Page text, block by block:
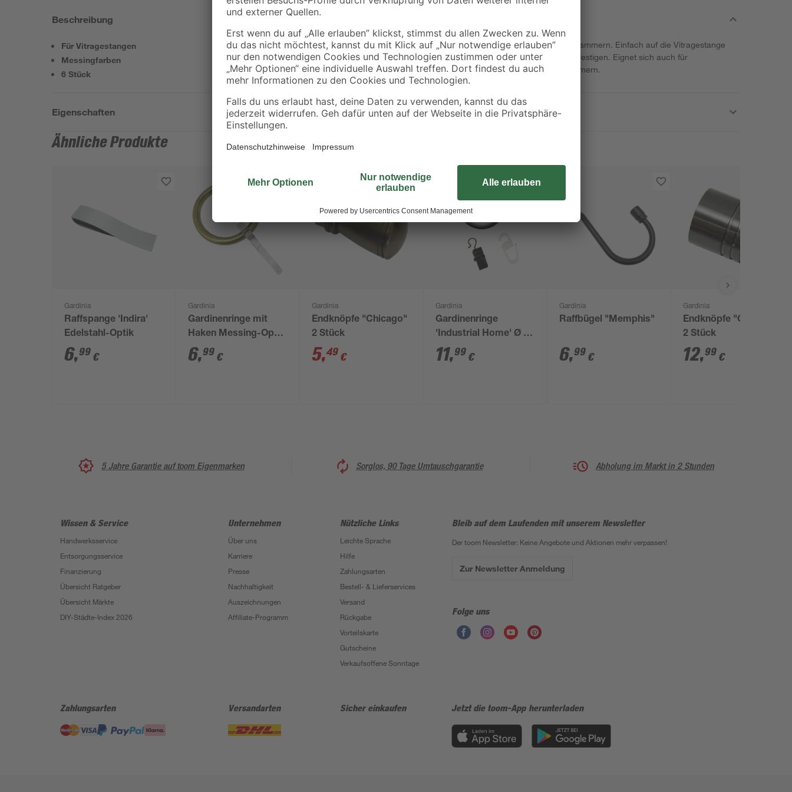
Beschreibung
Für Vitragestangen
Messingfarben
6 Stück
Setzen Sie Akzente mit diesen stilvollen Donauklammern. Einfach auf die Vitragestange
auffädeln und die Gardine mit den Klammern befestigen. Eignet sich auch für
Cafehausstangen. Ein Paket enthält sechs Klammern.
Eigenschaften
Ähnliche Produkte
Gardinia
Raffspange 'Indira'
Edelstahl-Optik
6,99 €
Gardinia
Gardinenringe mit
Haken Messing-Optik
6 Stück
6,99 €
Aktion
Gardinia
Endknöpfe "Chicago"
2 Stück
5,49 €
Gardinia
Gardinenringe
'Industrial Home' Ø 33
mm 10 Stück
11,99 €
Gardinia
Raffbügel "Memphis"
6,99 €
Gardinia
Endknöpfe "Chicago"
2 Stück
12,99 €
5 Jahre Garantie auf toom Eigenmarken Sorglos, 90 Tage Umtauschgarantie Abholung im Markt in 2 Stunden
Wissen & Service
Handwerksservice
Entsorgungsservice
Finanzierung
Übersicht Ratgeber
Übersicht Märkte
DIY-Städte-Index 2026
Unternehmen
Über uns
Karriere
Presse
Nachhaltigkeit
Auszeichnungen
Affiliate-Programm
Nützliche Links
Leichte Sprache
Hilfe
Zahlungsarten
Bestell- & Lieferservices
Versand
Rückgabe
Vorteilskarte
Gutscheine
Verkaufsoffene Sonntage
Bleib auf dem Laufenden mit unserem Newsletter
Der toom Newsletter: Keine Angebote und Aktionen mehr verpassen!
Zur Newsletter Anmeldung
Folge uns
Zahlungsarten Versandarten Sicher einkaufen Jetzt die toom-App herunterladen